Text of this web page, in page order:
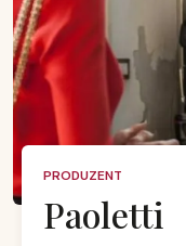
PRODUZENT
Paoletti